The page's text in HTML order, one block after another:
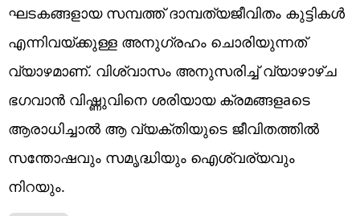
ഘടകങ്ങളായ സമ്പത്ത് ദാമ്പത്യജീവിതം കുട്ടികൾ
എന്നിവയ്ക്കുള്ള അനുഗ്രഹം ചൊരിയുന്നത്
വ്യാഴമാണ്. വിശ്വാസം അനുസരിച്ച് വ്യാഴാഴ്ച
ഭഗവാൻ വിഷ്ണുവിനെ ശരിയായ ക്രമങ്ങളaടെ
ആരാധിച്ചാൽ ആ വ്യക്തിയുടെ ജീവിതത്തിൽ
സന്തോഷവും സമൃദ്ധിയും ഐശ്വര്യവും
നിറയും.